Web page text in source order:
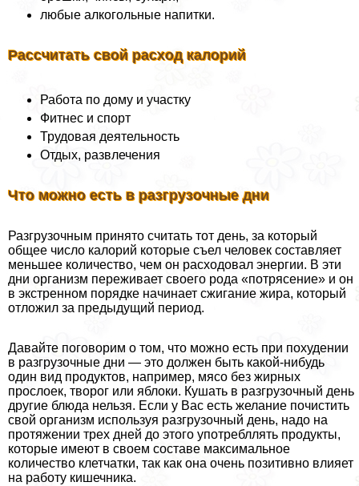
любые алкогольные напитки.
Рассчитать свой расход калорий
Работа по дому и участку
Фитнес и спорт
Трудовая деятельность
Отдых, развлечения
Что можно есть в разгрузочные дни
Разгрузочным принято считать тот день, за который
общее число калорий которые съел человек составляет
меньшее количество, чем он расходовал энергии. В эти
дни организм переживает своего рода «потрясение» и он
в экстренном порядке начинает сжигание жира, который
отложил за предыдущий период.
Давайте поговорим о том, что можно есть при похудении
в разгрузочные дни — это должен быть какой-нибудь
один вид продуктов, например, мясо без жирных
прослоек, творог или яблоки. Кушать в разгрузочный день
другие блюда нельзя. Если у Вас есть желание почистить
свой организм используя разгрузочный день, надо на
протяжении трех дней до этого употрeбллять продукты,
которые имеют в своем составе максимальное
количество клетчатки, так как она очень позитивно влияет
на работу кишечника.